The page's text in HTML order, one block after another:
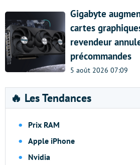
Gigabyte
cartes
revendeur
précommandes
5 août 2026 07:09
🔥 Les Tendances
Prix RAM
Apple iPhone
Nvidia